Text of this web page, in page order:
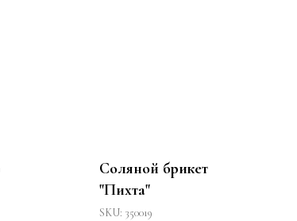
Соляной брикет
"Пихта"
SKU: 350019